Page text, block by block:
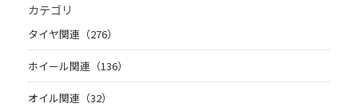
カテゴリ
タイヤ関連（276）
ホイール関連（136）
オイル関連（32）